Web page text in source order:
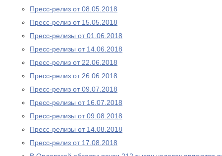
Пресс-релиз от 08.05.2018
Пресс-релиз от 15.05.2018
Пресс-релизы от 01.06.2018
Пресс-релизы от 14.06.2018
Пресс-релиз от 22.06.2018
Пресс-релиз от 26.06.2018
Пресс-релиз от 09.07.2018
Пресс-релизы от 16.07.2018
Пресс-релизы от 09.08.2018
Пресс-релизы от 14.08.2018
Пресс-релиз от 17.08.2018